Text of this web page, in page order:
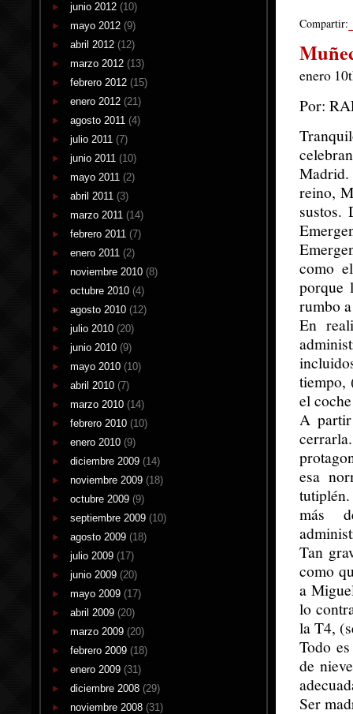
junio 2012 (10)
mayo 2012 (9)
abril 2012 (12)
marzo 2012 (13)
febrero 2012 (15)
enero 2012 (21)
agosto 2011 (4)
julio 2011 (7)
junio 2011 (10)
mayo 2011 (2)
abril 2011 (3)
marzo 2011 (14)
febrero 2011 (7)
enero 2011 (2)
noviembre 2010 (8)
octubre 2010 (4)
agosto 2010 (12)
julio 2010 (20)
junio 2010 (9)
mayo 2010 (10)
abril 2010 (7)
marzo 2010 (14)
febrero 2010 (10)
enero 2010 (9)
diciembre 2009 (14)
noviembre 2009 (18)
octubre 2009 (9)
septiembre 2009 (10)
agosto 2009 (18)
julio 2009 (17)
junio 2009 (20)
mayo 2009 (17)
abril 2009 (20)
marzo 2009 (20)
febrero 2009 (18)
enero 2009 (31)
diciembre 2008 (29)
noviembre 2008 (31)
Compartir:
enero
Por:
reino,
sustos.
como
porque
rumbo
En
tiempo,
el
A
esa
más
Tan
como
a
lo
la T4,
Todo
de
Ser